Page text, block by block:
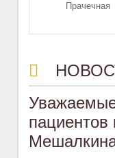
Прачечная
пациентов